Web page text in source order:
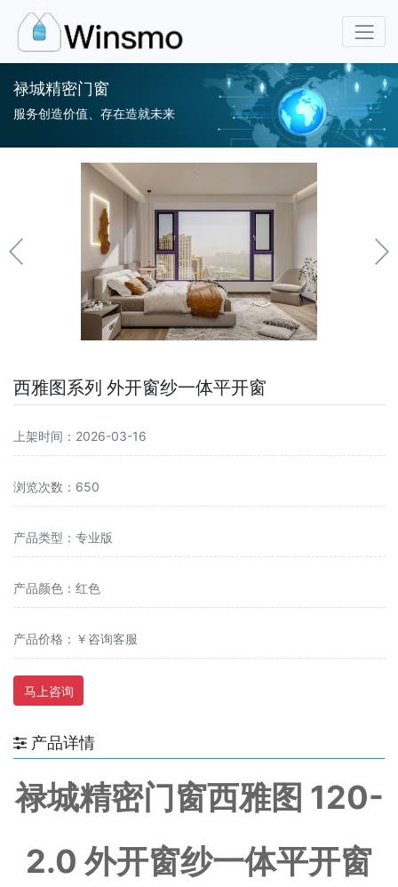
禄城精密门窗
服务创造价值、存在造就未来
西雅图系列 外开窗纱一体平开窗
上架时间：2026-03-16
浏览次数：650
产品类型：专业版
产品颜色：红色
产品价格：￥咨询客服
马上咨询
产品详情
禄城精密门窗西雅图 120-
2.0 外开窗纱一体平开窗